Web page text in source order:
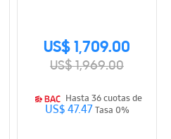
US$ 1,709.00
US$ 1,969.00
Hasta 36 cuotas de
US$ 47.47Tasa 0%